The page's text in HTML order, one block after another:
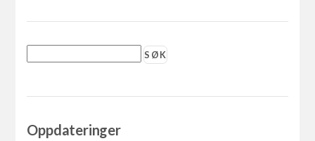
Oppdateringer